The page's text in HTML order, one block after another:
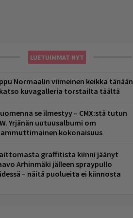
LUETUIMMAT NYT
Normaalin viimeinen keikka tänään
kuvagalleria torstailta täältä
se ilmestyy – CMX:stä tutun
Yrjänän uutuusalbumi om
kokonaisuus
graffitista kiinni jäänyt
Arhinmäki jälleen spraypullo
– näitä puolueita ei kiinnosta